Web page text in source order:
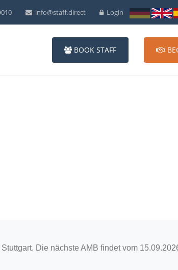
info@staff.direct Login
BOOK STAFF
Die nächste AMB findet vom